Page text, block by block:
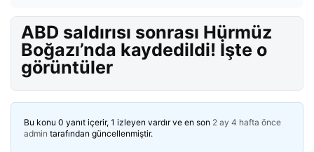
ABD saldırısı sonrası Hürmüz
Boğazı’nda kaydedildi! İşte o
görüntüler
Bu konu 0 yanıt içerir, 1 izleyen vardır ve en son 2 ay 4 hafta önce
admin tarafından güncellenmiştir.